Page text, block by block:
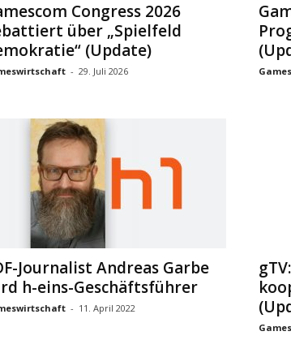
Congress 2026
über „Spielfeld
(Update)
- 29. Juli 2026
Journalist Andreas Garbe
h-eins-Geschäftsführer
- 11. April 2022